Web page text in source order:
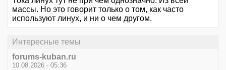
массы. Но это говорит только о том, как часто
используют линух, и ни о чем другом.
Интересные темы
forums-kuban.ru
10.08.2026 - 05:36